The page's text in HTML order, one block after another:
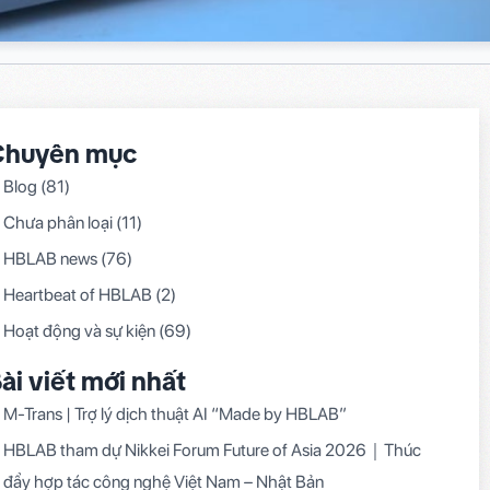
mục
Blog (81)
Chưa phân loại (11)
HBLAB news (76)
Heartbeat of HBLAB (2)
Hoạt động và sự kiện (69)
viết mới nhất
M-Trans | Trợ lý dịch thuật AI “Made by HBLAB”
HBLAB tham dự Nikkei Forum Future of Asia 2026｜Thúc
đẩy hợp tác công nghệ Việt Nam – Nhật Bản